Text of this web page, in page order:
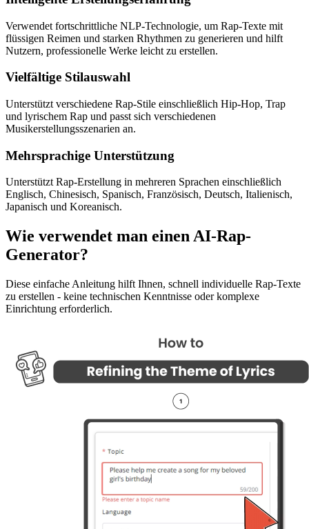
Verwendet fortschrittliche NLP-Technologie, um Rap-Texte mit
flüssigen Reimen und starken Rhythmen zu generieren und hilft
Nutzern, professionelle Werke leicht zu erstellen.
Vielfältige Stilauswahl
Unterstützt verschiedene Rap-Stile einschließlich Hip-Hop, Trap
und lyrischem Rap und passt sich verschiedenen
Musikerstellungsszenarien an.
Mehrsprachige Unterstützung
Unterstützt Rap-Erstellung in mehreren Sprachen einschließlich
Englisch, Chinesisch, Spanisch, Französisch, Deutsch, Italienisch,
Japanisch und Koreanisch.
Wie verwendet man einen AI-Rap-
Generator?
Diese einfache Anleitung hilft Ihnen, schnell individuelle Rap-Texte
zu erstellen - keine technischen Kenntnisse oder komplexe
Einrichtung erforderlich.